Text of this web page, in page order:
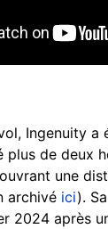
Ingenuity a
plus de deux
une
archivé ici).
2024 après